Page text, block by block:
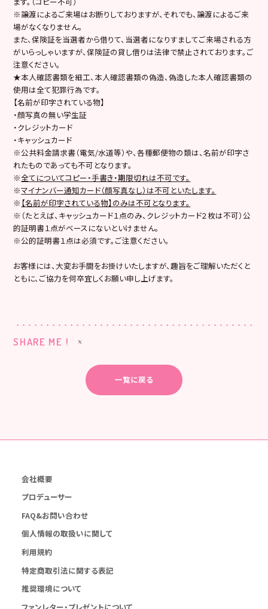
※譲渡によるご来場はお断りしておりますが、それでも、譲渡によるご来
場がなくなりません。
また、保険証を当選者から借りて、当選者になりすましてご来場される方
がいらっしゃいますが、保険証の貸し借りは法律で禁止されております。ご
注意ください。
★本人確認書類を細工、本人確認書類の偽造、偽造した本人確認書類の
使用は全て犯罪行為です。
【名前が印字されている物】
・顔写真の無い学生証
・クレジットカード
・キャッシュカード
※公共料金請求書（電気/水道等）や、各種郵便物の類は、名前が印字さ
れたものであっても不可となります。
※全てについてコピー・手書き・期限切れは不可です。
※マイナンバー通知カード（顔写真なし）は不可といたします。
※ 【名前が印字されている物】のみは不可となります。
※（たとえば、キャッシュカード１点のみ、クレジットカード２枚は不可）公
的証明書１点がベースにないといけません。
※公的証明書１点は必須です。ご注意ください。
お客様には、大変お手間をお掛けいたしますが、趣旨をご理解いただくと
ともに、ご協力を何卒宜しくお願い申し上げます。
SHARE ME !
一覧に戻る
会社概要
プロデューサー
FAQ&お問い合わせ
個人情報の取扱いに関して
利用規約
特定商取引法に関する表記
推奨環境について